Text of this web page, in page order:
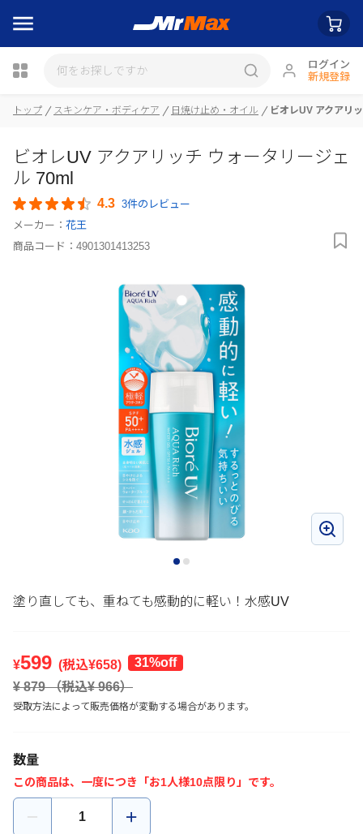
ログイン
新規登録
瓶詰
トップ スキンケア・ボディケア 日焼け止め・オイル ビオレUV アクアリ
ビオレUV アクアリッチ ウォータリージェ
ル 70ml
4.3 3件のレビュー
メーカー： 花王
商品コード： 4901301413253
塗り直しても、重ねても感動的に軽い！水感UV
¥599 (税込¥658)
31%off
¥ 879（税込¥966）
受取方法によって販売価格が変動する場合があります。
数量
この商品は、一度につき「お1人様10点限り」です。